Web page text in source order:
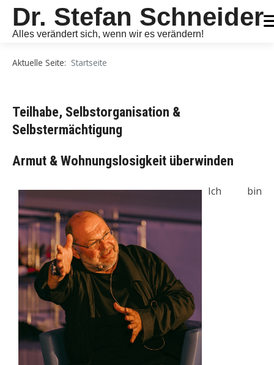
Dr. Stefan Schneider
Alles verändert sich, wenn wir es verändern!
Aktuelle Seite: Startseite
Teilhabe, Selbstorganisation &
Selbstermächtigung
Armut & Wohnungslosigkeit überwinden
Ich bin